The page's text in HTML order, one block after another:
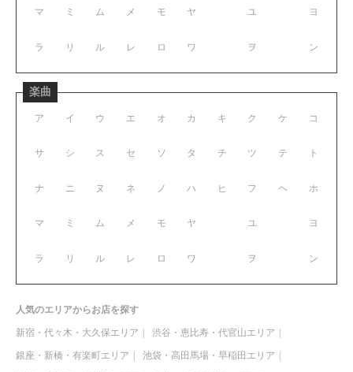
マ ミ ム メ モ
ラ リ ル レ ロ
ヤ ユ ヨ
ワ ヲ ン
楽曲
ア イ ウ エ オ
サ シ ス セ ソ
ナ ニ ヌ ネ ノ
マ ミ ム メ モ
ラ リ ル レ ロ
カ キ ク ケ コ
タ チ ツ テ ト
ハ ヒ フ ヘ ホ
ヤ ユ ヨ
ワ ヲ ン
人気のエリアからお店を探す
新宿・代々木・大久保エリア 渋谷・恵比寿・代官山エリア
銀座・新橋・有楽町エリア 池袋・高田馬場・早稲田エリア